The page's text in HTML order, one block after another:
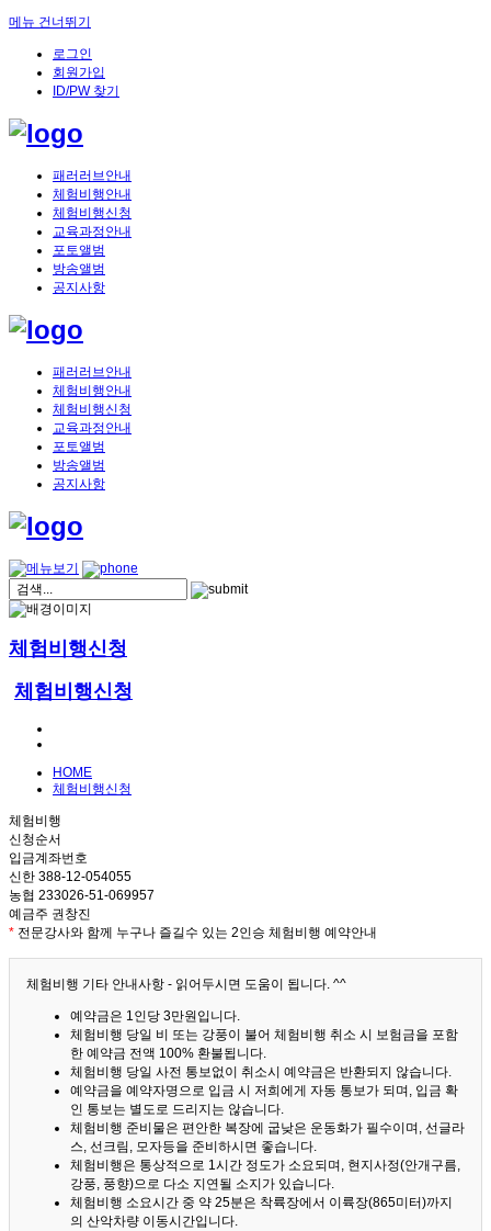
메뉴 건너뛰기
로그인
회원가입
ID/PW 찾기
패러러브안내
체험비행안내
체험비행신청
교육과정안내
포토앨범
방송앨범
공지사항
패러러브안내
체험비행안내
체험비행신청
교육과정안내
포토앨범
방송앨범
공지사항
체험비행신청
체험비행신청
HOME
체험비행신청
체험비행
신청순서
입금계좌번호
신한 388-12-054055
농협 233026-51-069957
예금주 권창진
* 전문강사와 함께 누구나 즐길수 있는 2인승 체험비행 예약안내
체험비행 기타 안내사항 - 읽어두시면 도움이 됩니다. ^^
예약금은 1인당 3만원입니다.
체험비행 당일 비 또는 강풍이 불어 체험비행 취소 시 보험금을 포함
한 예약금 전액 100% 환불됩니다.
체험비행 당일 사전 통보없이 취소시 예약금은 반환되지 않습니다.
예약금을 예약자명으로 입금 시 저희에게 자동 통보가 되며, 입금 확
인 통보는 별도로 드리지는 않습니다.
체험비행 준비물은 편안한 복장에 굽낮은 운동화가 필수이며, 선글라
스, 선크림, 모자등을 준비하시면 좋습니다.
체험비행은 통상적으로 1시간 정도가 소요되며, 현지사정(안개구름,
강풍, 풍향)으로 다소 지연될 소지가 있습니다.
체험비행 소요시간 중 약 25분은 착륙장에서 이륙장(865미터)까지
의 산악차량 이동시간입니다.